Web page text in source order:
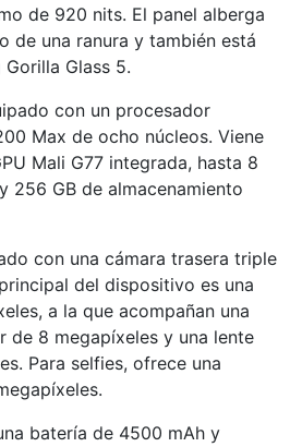
de 920 nits. El panel alberga
de una ranura y también está
Glass 5.
con un procesador
Max de ocho núcleos. Viene
Mali G77 integrada, hasta 8
256 GB de almacenamiento
con una cámara trasera triple
del dispositivo es una
a la que acompañan una
de 8 megapíxeles y una lente
Para selfies, ofrece una
batería de 4500 mAh y